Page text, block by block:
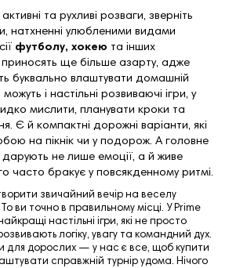
та рухливі розваги, зверніть
натхненні улюбленими видами
футболу, хокею та інших
приносять ще більше азарту, адже
буквально влаштувати домашній
і настільні розвиваючі ігри, у
мислити, планувати кроки та
Є й компактні дорожні варіанти, які
на пікнік чи у подорож. А головне
дарують не лише емоції, а й живе
часто бракує у повсякденному ритмі.
звичайний вечір на веселу
ви точно в правильному місці. У Prime
настільні ігри, які не просто
логіку, увагу та командний дух.
для дорослих — у нас є все, щоб купити
справжній турнір удома. Нічого